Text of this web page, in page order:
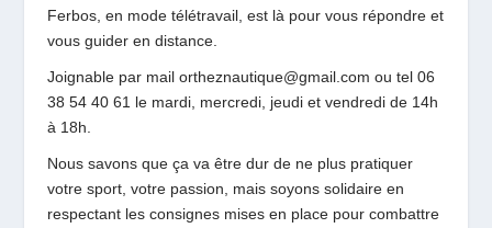
Ferbos, en mode télétravail, est là pour vous répondre et
vous guider en distance.
Joignable par mail ortheznautique@gmail.com ou tel 06
38 54 40 61 le mardi, mercredi, jeudi et vendredi de 14h
à 18h.
Nous savons que ça va être dur de ne plus pratiquer
votre sport, votre passion, mais soyons solidaire en
respectant les consignes mises en place pour combattre